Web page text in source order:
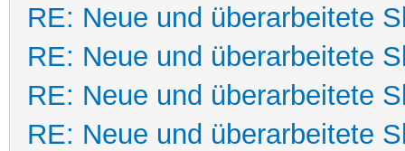
RE: Neue und überarbeitete
RE: Neue und überarbeitete
RE: Neue und überarbeitete
RE: Neue und überarbeitete